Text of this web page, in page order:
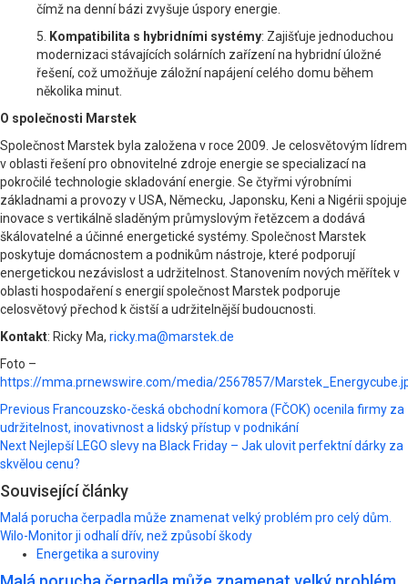
čímž na denní bázi zvyšuje úspory energie.
5.
Kompatibilita s hybridními systémy: Zajišťuje jednoduchou
modernizaci stávajících solárních zařízení na hybridní úložné
řešení, což umožňuje záložní napájení celého domu během
několika minut.
O společnosti Marstek
Společnost Marstek byla založena v roce 2009. Je celosvětovým lídrem
v oblasti řešení pro obnovitelné zdroje energie se specializací na
pokročilé technologie skladování energie. Se čtyřmi výrobními
základnami a provozy v USA, Německu, Japonsku, Keni a Nigérii spojuje
inovace s vertikálně sladěným průmyslovým řetězcem a dodává
škálovatelné a účinné energetické systémy. Společnost Marstek
poskytuje domácnostem a podnikům nástroje, které podporují
energetickou nezávislost a udržitelnost. Stanovením nových měřítek v
oblasti hospodaření s energií společnost Marstek podporuje
celosvětový přechod k čistší a udržitelnější budoucnosti.
Kontakt: Ricky Ma, ricky.ma@marstek.de
Foto –
https://mma.prnewswire.com/media/2567857/
Post
navigation
Previous Francouzsko-česká obchodní komora (FČOK) ocenila firmy za
udržitelnost, inovativnost a lidský přístup v podnikání
Next Nejlepší LEGO slevy na Black Friday – Jak ulovit perfektní dárky za
skvělou cenu?
Související články
Malá porucha čerpadla může znamenat velký problém pro celý dům.
Wilo-Monitor ji odhalí dřív, než způsobí škody
Energetika a suroviny